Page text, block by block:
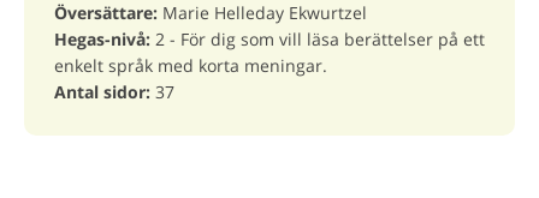
Översättare: Marie Helleday Ekwurtzel
Hegas-nivå: 2 - För dig som vill läsa berättelser på ett
enkelt språk med korta meningar.
Antal sidor: 37